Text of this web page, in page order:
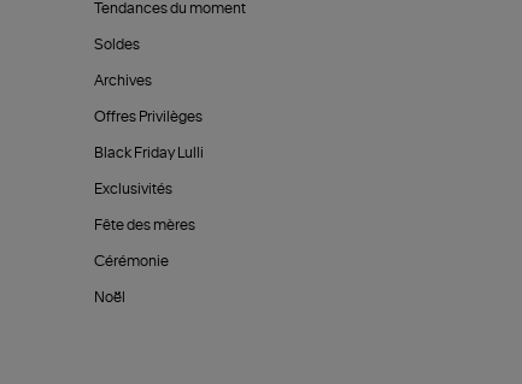
Tendances du moment
Soldes
Archives
Offres Privilèges
Black Friday Lulli
Exclusivités
Fête des mères
Cérémonie
Noël